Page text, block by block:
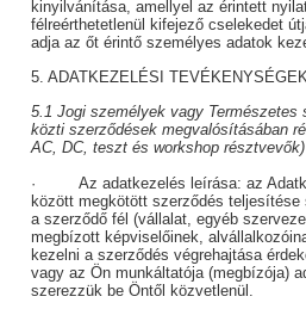
kinyilvánítása, amellyel az érintett
félreérthetetlenül kifejező cselekedet
adja az őt érintő személyes adatok
5. ADATKEZELÉSI
5.1 Jogi személyek vagy Természetes
közti szerződések megvalósításában
AC, DC, teszt és workshop
·Az adatkezelés leírása: az
között megkötött szerződés teljesítése
a szerződő fél (vállalat, egyéb
megbízott képviselőinek,
kezelni a szerződés végrehajtása
vagy az Ön munkáltatója (megbízója)
szerezzük be Öntől közvetlenül.